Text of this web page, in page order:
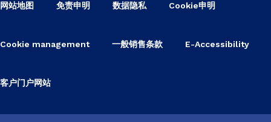
网站地图 免责申明 数据隐私 Cookie申明
Cookie management 一般销售条款 E-Accessibility
客户门户网站